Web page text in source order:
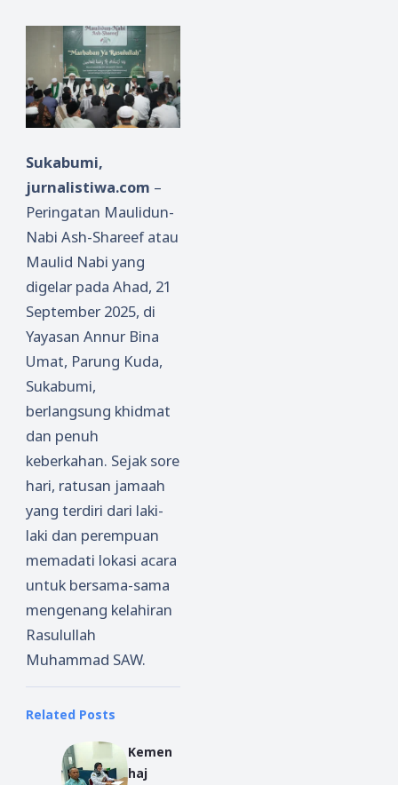
Sukabumi,
jurnalistiwa.com –
Peringatan Maulidun-
Nabi Ash-Shareef atau
Maulid Nabi yang
digelar pada Ahad, 21
September 2025, di
Yayasan Annur Bina
Umat, Parung Kuda,
Sukabumi,
berlangsung khidmat
dan penuh
keberkahan. Sejak sore
hari, ratusan jamaah
yang terdiri dari laki-
laki dan perempuan
memadati lokasi acara
untuk bersama-sama
mengenang kelahiran
Rasulullah
Muhammad SAW.
Related Posts
Kemen
haj